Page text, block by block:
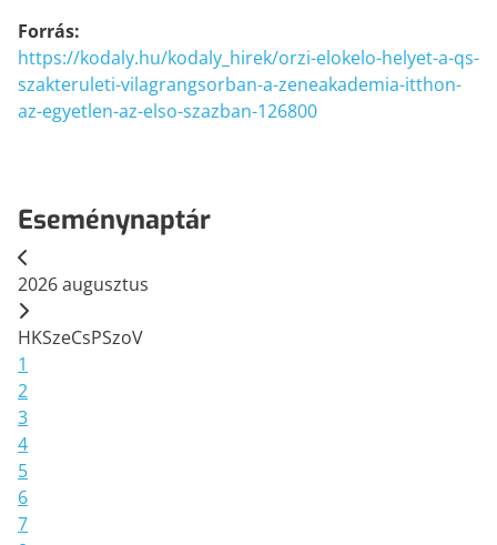
Forrás:
https://kodaly.hu/kodaly_hirek/orzi-elokelo-helyet-a-qs-
szakteruleti-vilagrangsorban-a-zeneakademia-itthon-
az-egyetlen-az-elso-szazban-126800
Eseménynaptár
2026augusztus
HKSzeCsPSzoV
1
2
3
4
5
6
7